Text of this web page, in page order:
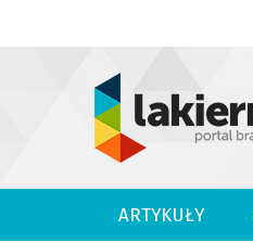
ARTYKUŁY